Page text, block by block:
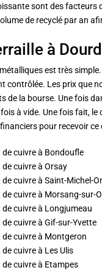
sont des facteurs
de recyclé par an
à
est très
contrôlée. Les prix que
de la bourse. Une fois
à vide. Une fois fait,
pour recevoir
de cuivre à Bondoufle
cuivre à Orsay
cuivre à Saint-Michel-
de cuivre à Morsang-sur-
de cuivre à Longjumeau
cuivre à Gif-sur-Yvette
de cuivre à Montgeron
cuivre à Les Ulis
cuivre à Etampes